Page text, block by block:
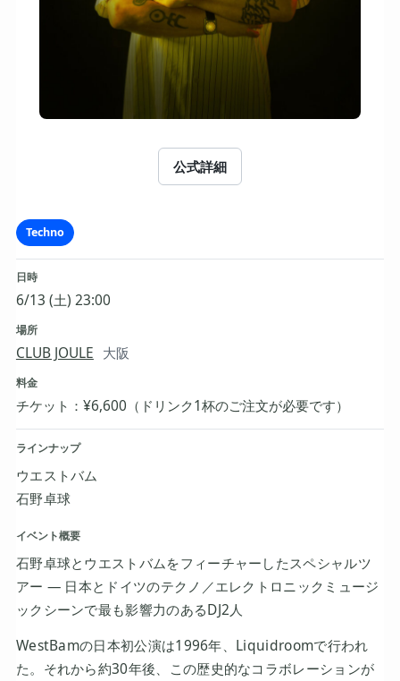
公式詳細
Techno
日時
6/13 (土) 23:00
場所
CLUB JOULE 大阪
料金
チケット：¥6,600（ドリンク1杯のご注文が必要です）
ラインナップ
ウエストバム
石野卓球
イベント概要
石野卓球とウエストバムをフィーチャーしたスペシャルツ
アー ― 日本とドイツのテクノ／エレクトロニックミュージ
ックシーンで最も影響力のあるDJ2人
WestBamの日本初公演は1996年、Liquidroomで行われ
た。それから約30年後、この歴史的なコラボレーションが